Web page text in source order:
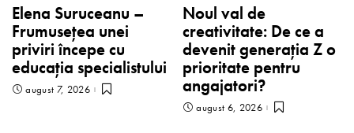
Elena Suruceanu –
Frumusețea unei
priviri începe cu
educația specialistului
august 7, 2026
Noul val de
creativitate: De ce a
devenit generația Z o
prioritate pentru
angajatori?
august 6, 2026